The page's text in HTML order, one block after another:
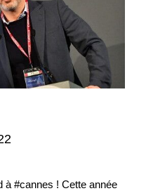
à #cannes ! Cette année